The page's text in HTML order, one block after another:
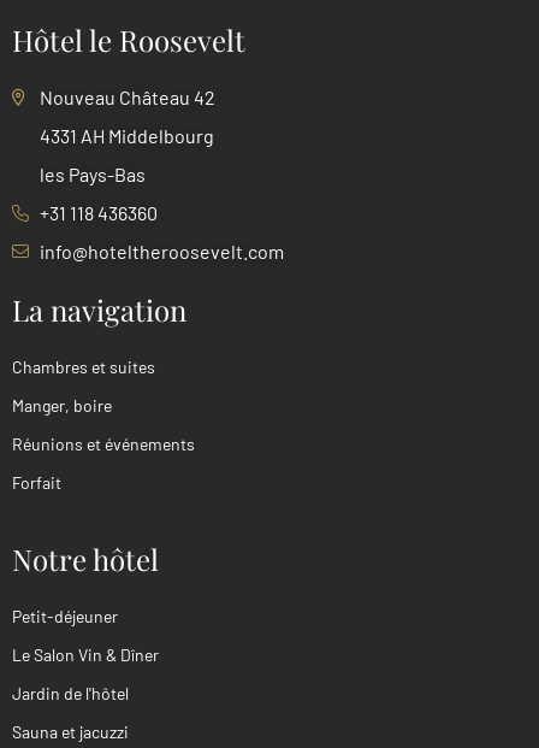
Hôtel le Roosevelt
Nouveau Château 42
4331 AH Middelbourg
les Pays-Bas
+31 118 436360
info@hoteltheroosevelt.com
La navigation
Chambres et suites
Manger, boire
Réunions et événements
Forfait
Notre hôtel
Petit-déjeuner
Le Salon Vin & Dîner
Jardin de l'hôtel
Sauna et jacuzzi